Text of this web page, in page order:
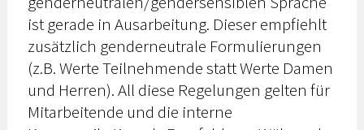
ist gerade in Ausarbeitung. Dieser empfiehlt
zusätzlich genderneutrale Formulierungen
(z.B. Werte Teilnehmende statt Werte Damen
und Herren). All diese Regelungen gelten für
Mitarbeitende und die interne